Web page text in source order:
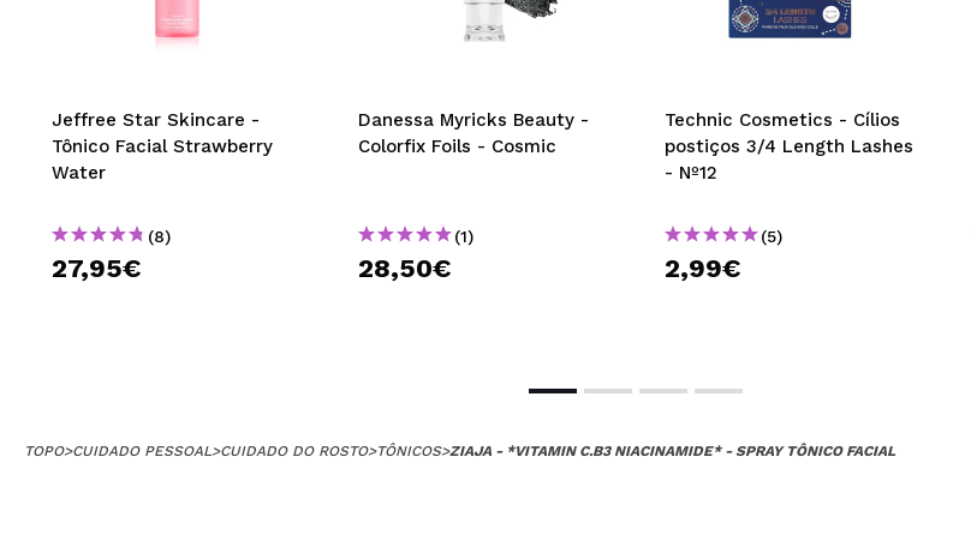
Jeffree Star Skincare -
Tônico Facial Strawberry
Water
(8)
27,95€
Danessa Myricks Beauty -
Colorfix Foils - Cosmic
(1)
28,50€
Technic Cosmetics - Cílios
postiços 3/4 Length Lashes
- Nº12
(5)
2,99€
TOPO>CUIDADO PESSOAL>CUIDADO DO ROSTO>TÔNICOS>ZIAJA - *VITAMIN C.B3 NIACINAMIDE* - SPRAY TÔNICO FACIAL